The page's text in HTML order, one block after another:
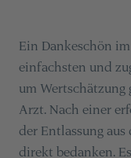
Ein Dankeschön
einfachsten und
um Wertschätzung
Arzt. Nach einer
der Entlassung
direkt bedanken.